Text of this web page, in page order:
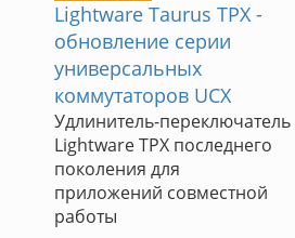
Lightware Taurus TPX -
обновление серии
универсальных
коммутаторов UCX
Удлинитель-переключатель
Lightware TPX последнего
поколения для
приложений совместной
работы